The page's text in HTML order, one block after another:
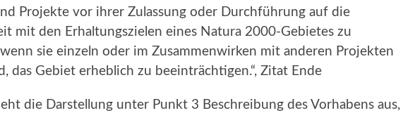
Projekte vor ihrer Zulassung oder Durchführung auf die
mit den Erhaltungszielen eines Natura 2000-Gebietes zu
sie einzeln oder im Zusammenwirken mit anderen Projekten
das Gebiet erheblich zu beeinträchtigen.“, Zitat Ende
die Darstellung unter Punkt 3 Beschreibung des Vorhabens aus,